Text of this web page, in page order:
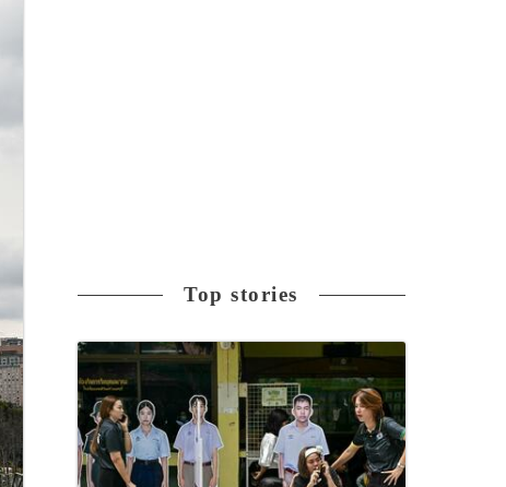
Top stories